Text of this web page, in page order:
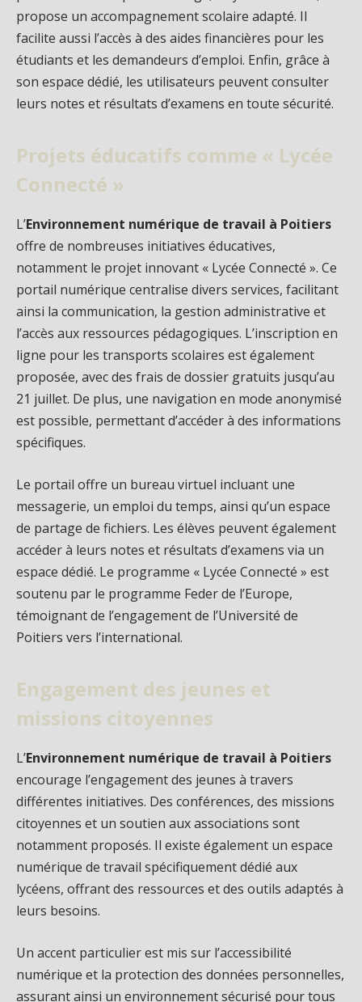
propose un accompagnement scolaire adapté. Il
facilite aussi l’accès à des aides financières pour les
étudiants et les demandeurs d’emploi. Enfin, grâce à
son espace dédié, les utilisateurs peuvent consulter
leurs notes et résultats d’examens en toute sécurité.
Projets éducatifs comme « Lycée
Connecté »
L’Environnement numérique de travail à Poitiers
offre de nombreuses initiatives éducatives,
notamment le projet innovant « Lycée Connecté ». Ce
portail numérique centralise divers services, facilitant
ainsi la communication, la gestion administrative et
l’accès aux ressources pédagogiques. L’inscription en
ligne pour les transports scolaires est également
proposée, avec des frais de dossier gratuits jusqu’au
21 juillet. De plus, une navigation en mode anonymisé
est possible, permettant d’accéder à des informations
spécifiques.
Le portail offre un bureau virtuel incluant une
messagerie, un emploi du temps, ainsi qu’un espace
de partage de fichiers. Les élèves peuvent également
accéder à leurs notes et résultats d’examens via un
espace dédié. Le programme « Lycée Connecté » est
soutenu par le programme Feder de l’Europe,
témoignant de l’engagement de l’Université de
Poitiers vers l’international.
Engagement des jeunes et
missions citoyennes
L’Environnement numérique de travail à Poitiers
encourage l’engagement des jeunes à travers
différentes initiatives. Des conférences, des missions
citoyennes et un soutien aux associations sont
notamment proposés. Il existe également un espace
numérique de travail spécifiquement dédié aux
lycéens, offrant des ressources et des outils adaptés à
leurs besoins.
Un accent particulier est mis sur l’accessibilité
numérique et la protection des données personnelles,
assurant ainsi un environnement sécurisé pour tous